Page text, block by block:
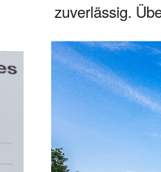
zuverlässig.